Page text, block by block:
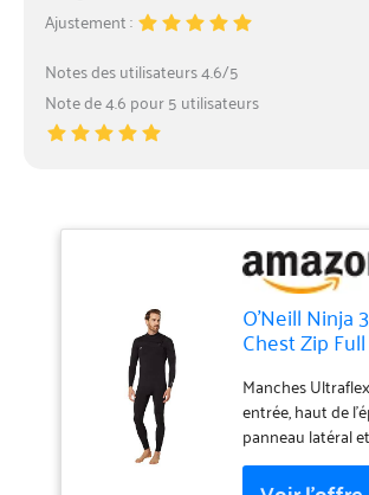
Ajustement :
Notes des utilisateurs 4.6/5
Note de 4.6 pour 5 utilisateurs
O'Neill Ninja
Chest Zip
Manches
entrée, haut de
panneau latéral
jambes pour une
maximale. Coffre